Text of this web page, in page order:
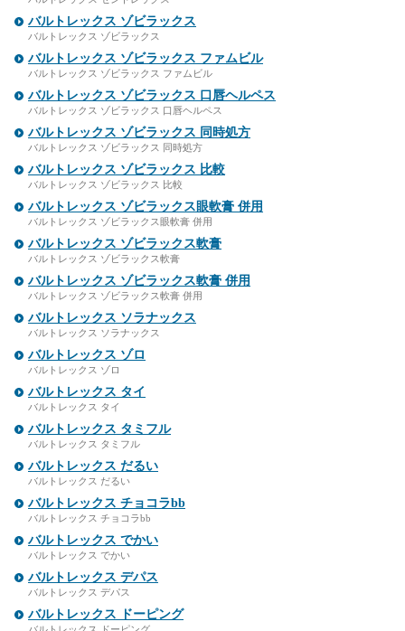
バルトレックス ゾビラックス
バルトレックス ゾビラックス
バルトレックス ゾビラックス ファムビル
バルトレックス ゾビラックス ファムビル
バルトレックス ゾビラックス 口唇ヘルペス
バルトレックス ゾビラックス 口唇ヘルペス
バルトレックス ゾビラックス 同時処方
バルトレックス ゾビラックス 同時処方
バルトレックス ゾビラックス 比較
バルトレックス ゾビラックス 比較
バルトレックス ゾビラックス眼軟膏 併用
バルトレックス ゾビラックス眼軟膏 併用
バルトレックス ゾビラックス軟膏
バルトレックス ゾビラックス軟膏
バルトレックス ゾビラックス軟膏 併用
バルトレックス ゾビラックス軟膏 併用
バルトレックス ソラナックス
バルトレックス ソラナックス
バルトレックス ゾロ
バルトレックス ゾロ
バルトレックス タイ
バルトレックス タイ
バルトレックス タミフル
バルトレックス タミフル
バルトレックス だるい
バルトレックス だるい
バルトレックス チョコラbb
バルトレックス チョコラbb
バルトレックス でかい
バルトレックス でかい
バルトレックス デパス
バルトレックス デパス
バルトレックス ドーピング